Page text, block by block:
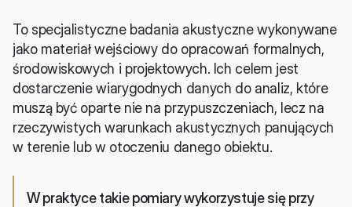
To specjalistyczne badania akustyczne wykonywane
jako materiał wejściowy do opracowań formalnych,
środowiskowych i projektowych. Ich celem jest
dostarczenie wiarygodnych danych do analiz, które
muszą być oparte nie na przypuszczeniach, lecz na
rzeczywistych warunkach akustycznych panujących
w terenie lub w otoczeniu danego obiektu.
W praktyce takie pomiary wykorzystuje się przy